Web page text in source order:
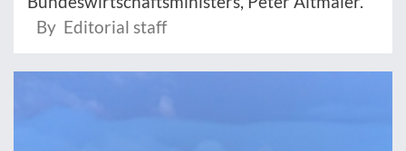
By Editorial staff